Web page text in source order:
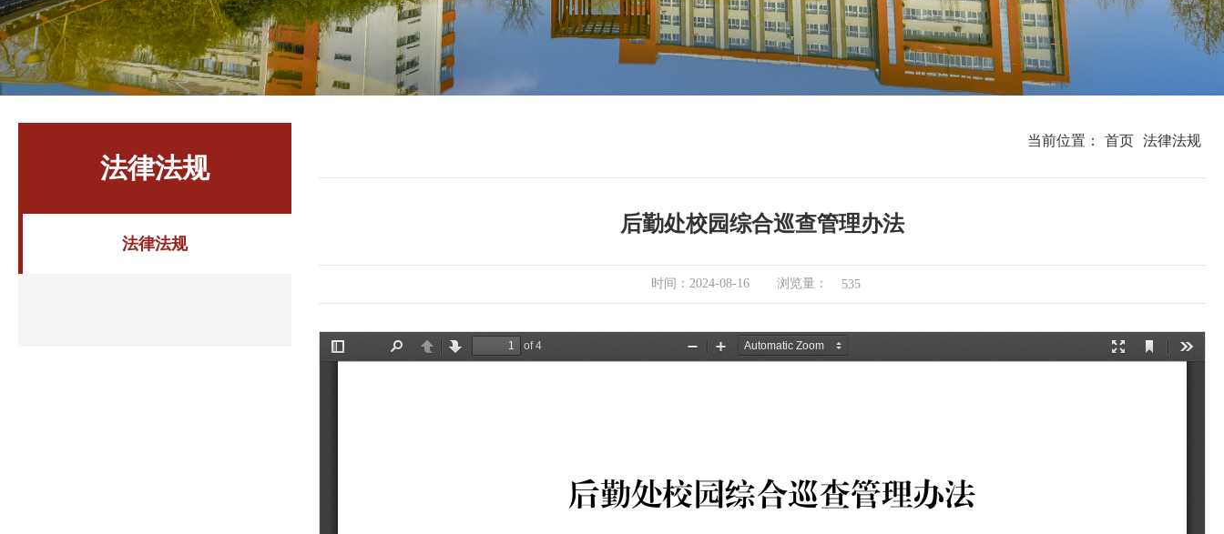
法律法规
法律法规
当前位置： 首页 法律法规
后勤处校园综合巡查管理办法
时间：2024-08-16 浏览量： 535